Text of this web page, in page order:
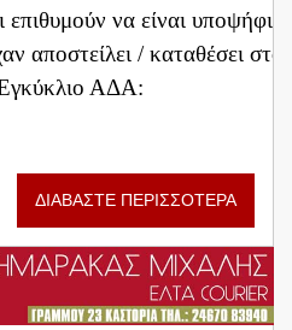
επιθυμούν να είναι
αποστείλει / καταθέσει
Εγκύκλιο ΑΔΑ:
ΔΙΑΒΑΣΤΕ ΠΕΡΙΣΣΟΤΕΡΑ